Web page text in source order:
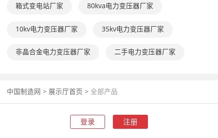
箱式变电站厂家 80kva电力变压器厂家
10kv电力变压器厂家 35kv电力变压器厂家
非晶合金电力变压器厂家 二手电力变压器厂家
中国制造网 > 展示厅首页 > 全部产品
登录 注册